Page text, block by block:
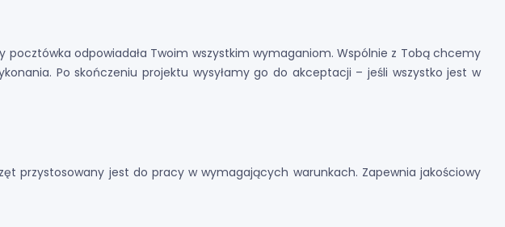
odpowiadała Twoim wszystkim wymaganiom. Wspólnie z Tobą chcemy
Po skończeniu projektu wysyłamy go do akceptacji – jeśli wszystko jest w
przystosowany jest do pracy w wymagających warunkach. Zapewnia jakościowy